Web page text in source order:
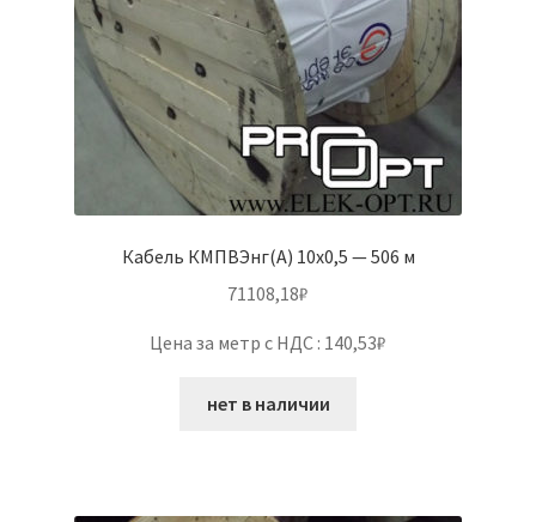
Кабель КМПВЭнг(А) 10х0,5 — 506 м
71108,18₽
Цена за метр с НДС : 140,53₽
нет в наличии